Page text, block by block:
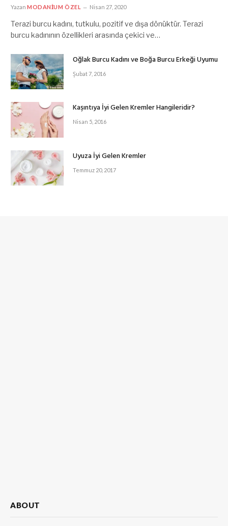
Yazan MODANIUM ÖZEL Nisan 27, 2020
Terazi burcu kadını, tutkulu, pozitif ve dışa dönüktür. Terazi
burcu kadınının özellikleri arasında çekici ve…
Oğlak Burcu Kadını ve Boğa Burcu Erkeği Uyumu
Şubat 7, 2016
Kaşıntıya İyi Gelen Kremler Hangileridir?
Nisan 5, 2016
Uyuza İyi Gelen Kremler
Temmuz 20, 2017
ABOUT